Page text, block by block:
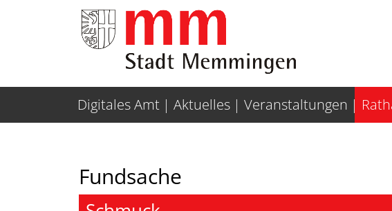
Weiter zur Navigation Weiter zum Inhalt
Digitales Amt Aktuelles Veranstaltungen
Fundsache